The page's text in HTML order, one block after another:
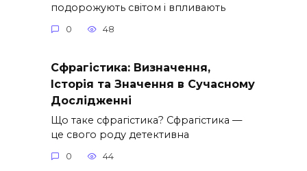
подорожують світом і впливають
0 48
Сфрагістика: Визначення,
Історія та Значення в Сучасному
Дослідженні
Що таке сфрагістика? Сфрагістика —
це свого роду детективна
0 44